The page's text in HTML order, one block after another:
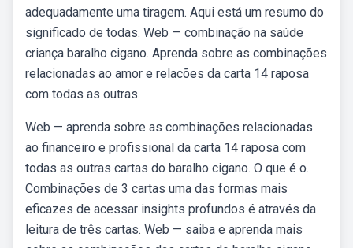
adequadamente uma tiragem. Aqui está um resumo do
significado de todas. Web — combinação na saúde
criança baralho cigano. Aprenda sobre as combinações
relacionadas ao amor e relacões da carta 14 raposa
com todas as outras.
Web — aprenda sobre as combinações relacionadas
ao financeiro e profissional da carta 14 raposa com
todas as outras cartas do baralho cigano. O que é o.
Combinações de 3 cartas uma das formas mais
eficazes de acessar insights profundos é através da
leitura de três cartas. Web — saiba e aprenda mais